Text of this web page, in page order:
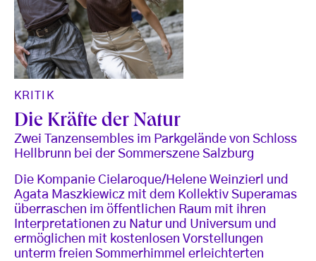
KRITIK
Die Kräfte der Natur
Zwei Tanzensembles im Parkgelände von Schloss
Hellbrunn bei der Sommerszene Salzburg
Die Kompanie Cielaroque/Helene Weinzierl und
Agata Maszkiewicz mit dem Kollektiv Superamas
überraschen im öffentlichen Raum mit ihren
Interpretationen zu Natur und Universum und
ermöglichen mit kostenlosen Vorstellungen
unterm freien Sommerhimmel erleichterten